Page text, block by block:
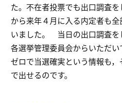
た。不在者投票でも出口調査
から来年４月に入る内定者も
いました。 当日の出口調査を
各選挙管理委員会からいただ
ゼロで当選確実という情報も
で出せるのです。